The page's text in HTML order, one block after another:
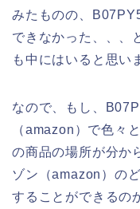
みたものの、
できなかった、、、
も中にはいると思い
なので、もし、
（amazon）で色々
の商品の場所が分か
ゾン（amazon）の
することができるの